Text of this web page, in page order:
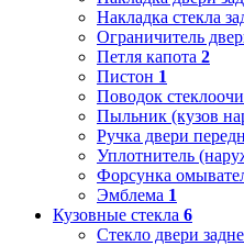
Накладка стекла
Ограничитель
Петля капота 2
Пистон 1
Поводок
Пыльник (кузов
Ручка двери
Уплотнитель
Форсунка
Эмблема 1
Кузовные стекла 6
Стекло двери